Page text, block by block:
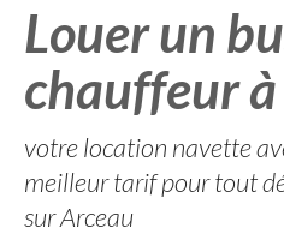
Louer un
chauffeur
votre location navette
meilleur tarif pour tout
sur Arceau